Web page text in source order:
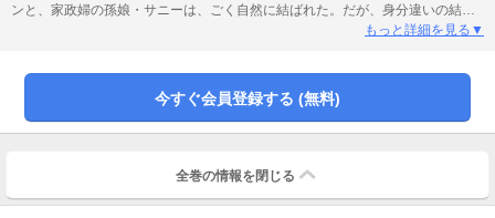
ンと、家政婦の孫娘・サニーは、ごく自然に結ばれた。だが、身分違いの結婚
に激怒した父親は息子を勘当し、屋敷を売り払い、やがてふたりの幼い結婚も
競売に出された。名乗りを上げたライアン、そこで働きたいと願うサニーは10
もっと詳細を見る▼
今すぐ会員登録する (無料)
全巻の情報を 閉じる